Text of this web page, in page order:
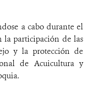
a cabo durante el
la participación de las
y la protección de
de Acuicultura y